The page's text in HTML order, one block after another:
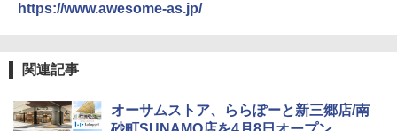
ケア FREE
熊撃退スプレー 熊よけスプレー 熊スプレー
【日本企業販売】超強力クマ対策スプレー 30
https://www.awesome-as.jp/
関連記事
オーサムストア、ららぽーと新三郷店/南